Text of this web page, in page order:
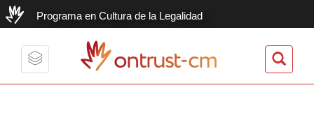
Programa en Cultura de la Legalidad
Toggle
ontrust-cm